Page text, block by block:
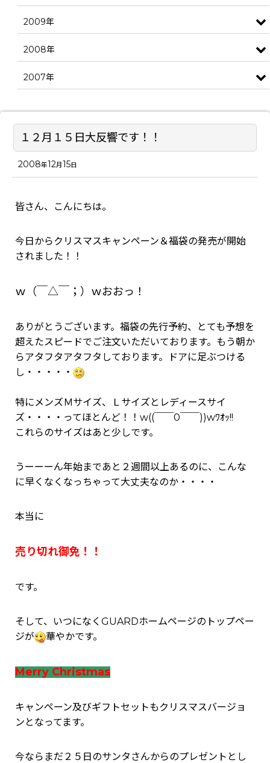
１２月１５日大反響です！！
2008年12月15日
皆さん、こんにちは。
今日からクリスマスキャンペーン＆福袋の発売が開始
されました！！
ｗ（￣△￣；）ｗおおっ！
ありがとうございます。福袋の先行予約、とても予想を
超えたスピードでご注文いただいております。もう朝か
らアタフタアタフタしております。ドアに足ぶつける
し・・・・・
特にメンズＭサイズ、Ｌサイズとレディースサイ
ズ・・・・ってほとんど！！w((￣￣0￣￣))wﾜｵｯ!!
これらのサイズはあと少しです。
うーーーん年始まであと２週間以上あるのに、こんな
に早くなくなっちゃって大丈夫なのか・・・・
本当に
売り切れ御免！！
です。
そして、いつになくGUARDホームページのトップペー
ジが
華やかです。
Merry Christmas
キャンペーン及びギフトセットもクリスマスバージョ
ンとなってます。
今ならまだ２５日のサンタさんからのプレゼントとし
2009年
2008年
2007年